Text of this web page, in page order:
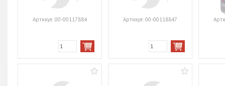
Артикул: 00-00117884 Артикул: 00-00118847